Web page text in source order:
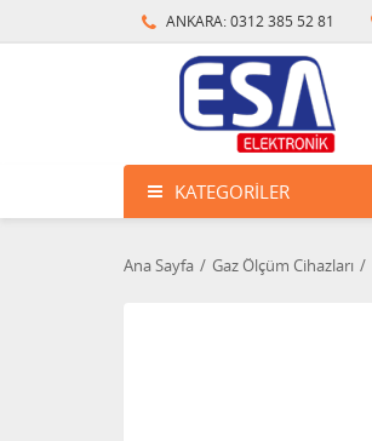
ANKARA: 0312 385 52 81
KATEGORILER
Ana Sayfa Gaz Ölçüm Cihazları